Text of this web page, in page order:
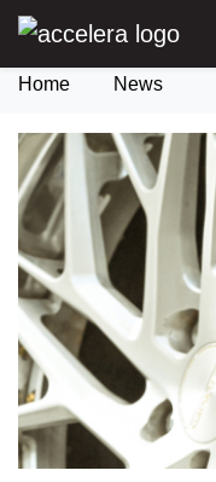
Home News